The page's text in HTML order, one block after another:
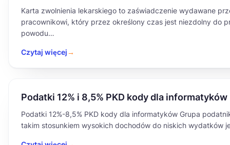
Karta zwolnienia lekarskiego to zaświadczenie wydawane
pracownikowi, który przez określony czas jest niezdolny do
powodu…
Czytaj więcej→
Podatki 12% i 8,5% PKD kody dla informatyków
Podatki 12%-8,5% PKD kody dla informatyków Grupa
takim stosunkiem wysokich dochodów do niskich wydatków